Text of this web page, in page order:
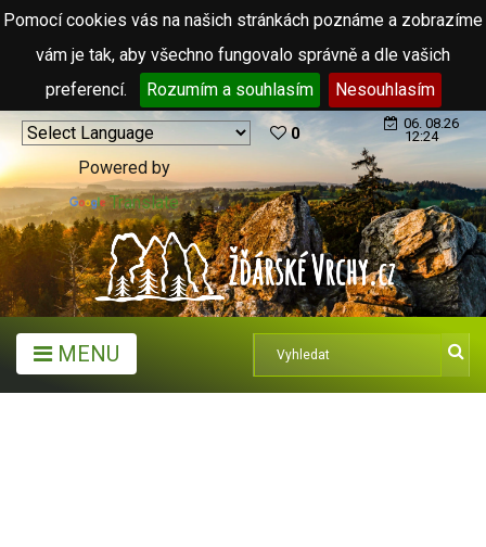
Pomocí cookies vás na našich stránkách poznáme a zobrazíme
vám je tak, aby všechno fungovalo správně a dle vašich
preferencí.
Rozumím a souhlasím Nesouhlasím
Powered by
Translate
0
06. 08.26
12:24
MENU